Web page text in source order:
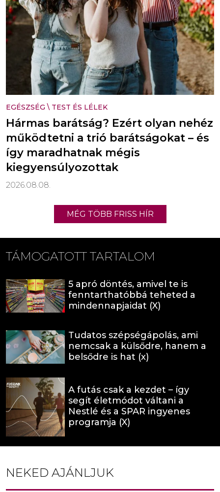
EGÉSZSÉG \ TEST ÉS LÉLEK
Hármas barátság? Ezért olyan nehéz
működtetni a trió barátságokat – és
így maradhatnak mégis
kiegyensúlyozottak
2026.08.08.
MÉG TÖBB FRISS HÍR
TÁMOGATOTT TARTALOM
5 apró döntés, amivel te is
fenntarthatóbbá teheted a
mindennapjaidat (X)
Tudatos szépségápolás, ami
nemcsak a külsődre, hanem a
belsődre is hat (x)
A futás csak a kezdet – így
segít életmódot váltani a
Nestlé és a SPAR ingyenes
programja (X)
NEKED AJÁNLJUK